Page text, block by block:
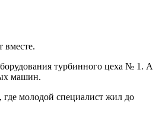
вместе.
турбинного цеха № 1. А
машин.
молодой специалист жил до